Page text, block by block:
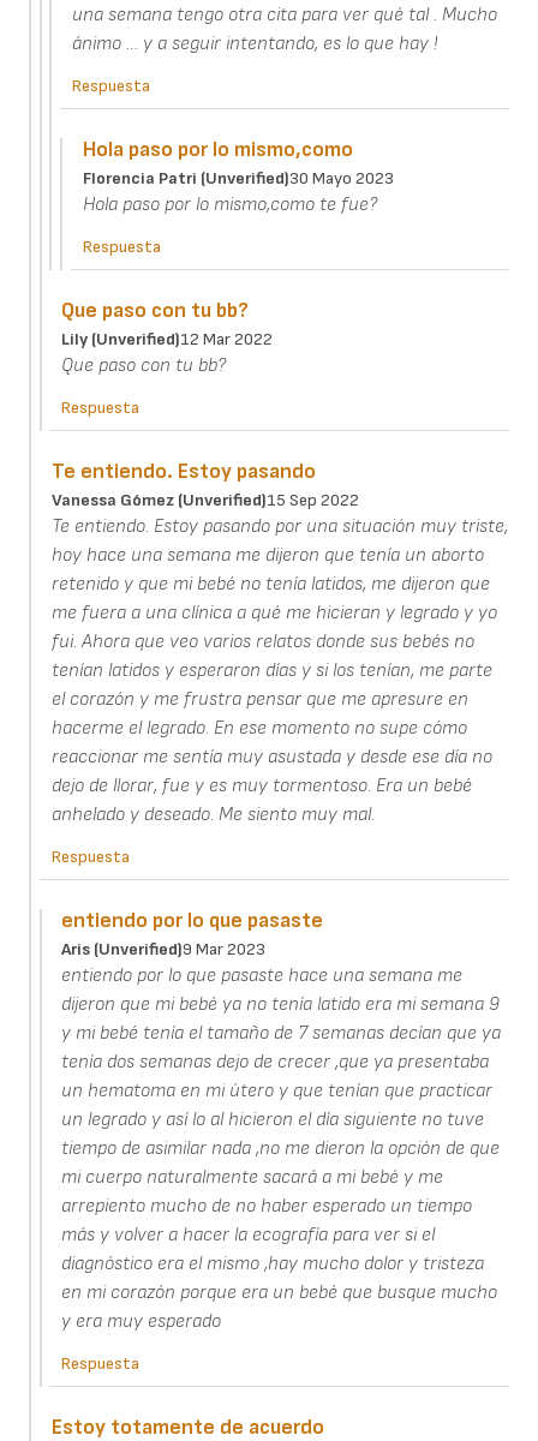
una semana tengo otra cita para ver qué tal . Mucho
ánimo … y a seguir intentando, es lo que hay !
Respuesta
Hola paso por lo mismo,como
Florencia Patri (unverified)30 Mayo 2023
Hola paso por lo mismo,como te fue?
Respuesta
Que paso con tu bb?
Lily (unverified)12 Mar 2022
Que paso con tu bb?
Respuesta
Te entiendo. Estoy pasando
Vanessa Gómez (unverified)15 Sep 2022
Te entiendo. Estoy pasando por una situación muy triste,
hoy hace una semana me dijeron que tenía un aborto
retenido y que mi bebé no tenía latidos, me dijeron que
me fuera a una clínica a qué me hicieran y legrado y yo
fui. Ahora que veo varios relatos donde sus bebés no
tenían latidos y esperaron días y si los tenían, me parte
el corazón y me frustra pensar que me apresure en
hacerme el legrado. En ese momento no supe cómo
reaccionar me sentía muy asustada y desde ese día no
dejo de llorar, fue y es muy tormentoso. Era un bebé
anhelado y deseado. Me siento muy mal.
Respuesta
entiendo por lo que pasaste
Aris (unverified)9 Mar 2023
entiendo por lo que pasaste hace una semana me
dijeron que mi bebé ya no tenía latido era mi semana 9
y mi bebé tenía el tamaño de 7 semanas decían que ya
tenía dos semanas dejo de crecer ,que ya presentaba
un hematoma en mi útero y que tenían que practicar
un legrado y así lo al hicieron el día siguiente no tuve
tiempo de asimilar nada ,no me dieron la opción de que
mi cuerpo naturalmente sacará a mi bebé y me
arrepiento mucho de no haber esperado un tiempo
más y volver a hacer la ecografía para ver si el
diagnóstico era el mismo ,hay mucho dolor y tristeza
en mi corazón porque era un bebé que busque mucho
y era muy esperado
Respuesta
Estoy totamente de acuerdo